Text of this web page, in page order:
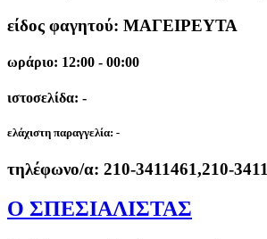
είδος φαγητού: ΜΑΓΕΙΡΕΥΤΑ
ωράριο: 12:00 - 00:00
ιστοσελίδα: -
ελάχιστη παραγγελία: -
τηλέφωνο/α: 210-3411461,210-
Ο ΣΠΕΣΙΑΛΙΣΤΑΣ